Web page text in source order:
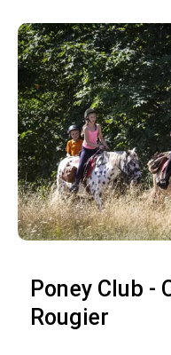
Poney Club -
Rougier